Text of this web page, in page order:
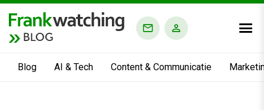
BLOG
Blog AI & Tech Content & Communicatie